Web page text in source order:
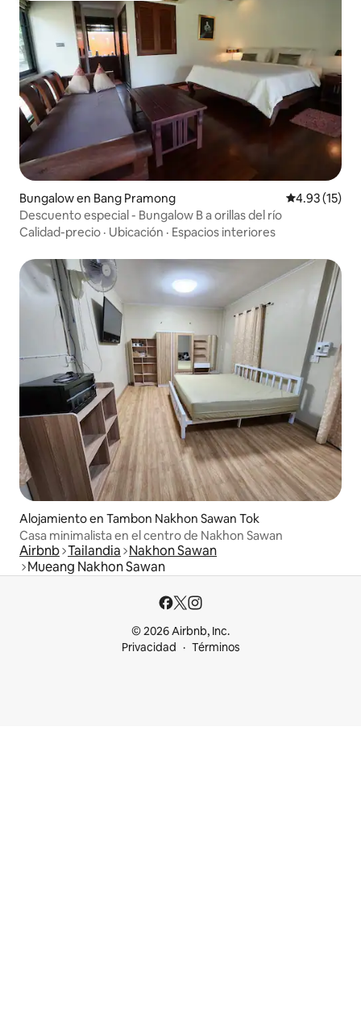
Bungalow en Bang Pramong Calificación
4.93 (15)
Descuento especial - Bungalow B a orillas del río
Calidad-precio · Ubicación · Espacios interiores
Alojamiento en Tambon Nakhon Sawan Tok
Casa minimalista en el centro de Nakhon Sawan​
Airbnb Tailandia Nakhon Sawan
Mueang Nakhon Sawan
© 2026 Airbnb, Inc.
Privacidad
Términos